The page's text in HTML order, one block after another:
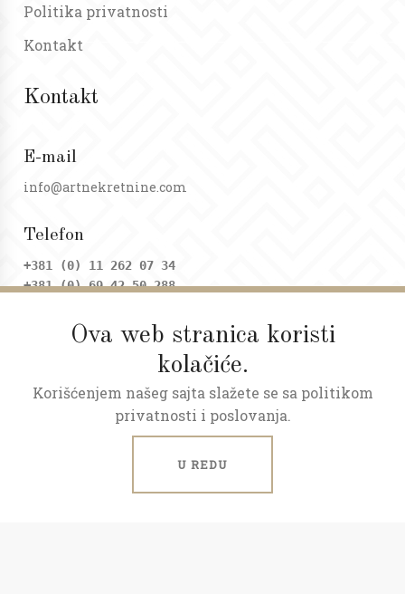
Ova web stranica koristi
kolačiće.
Korišćenjem našeg sajta slažete se sa politikom
privatnosti i poslovanja.
U REDU
Politika privatnosti
Kontakt
Kontakt
E-mail
info@artnekretnine.com
Telefon
+381 (0) 11 262 07 34
+381 (0) 69 42 50 288
Adresa
Dositejeva 9, Trg republike
Radno vreme
Ponedeljak - petak: 09 - 20h